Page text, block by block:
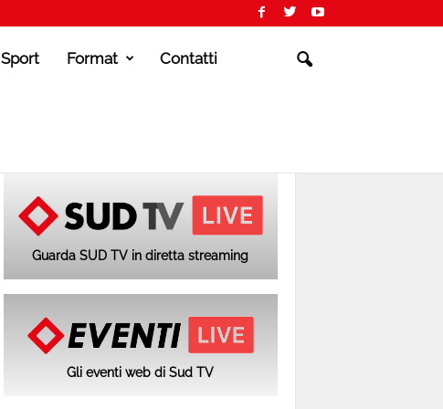
Sport Format Contatti
Guarda SUD TV in diretta streaming
Gli eventi web di Sud TV